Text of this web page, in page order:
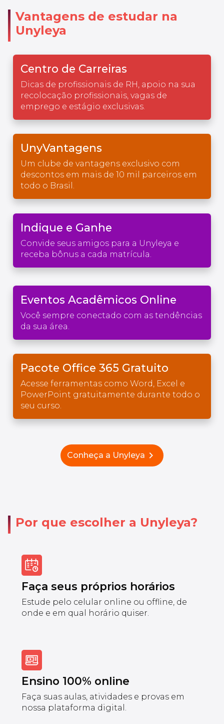
Vantagens de estudar na
Unyleya
Centro de Carreiras
Dicas de profissionais de RH, apoio na sua
recolocação profissionais, vagas de
emprego e estágio exclusivas.
UnyVantagens
Um clube de vantagens exclusivo com
descontos em mais de 10 mil parceiros em
todo o Brasil.
Indique e Ganhe
Convide seus amigos para a Unyleya e
receba bônus a cada matrícula.
Eventos Acadêmicos Online
Você sempre conectado com as tendências
da sua área.
Pacote Office 365 Gratuito
Acesse ferramentas como Word, Excel e
PowerPoint gratuitamente durante todo o
seu curso.
Conheça a Unyleya chevron_right
Por que escolher a Unyleya?
Faça seus próprios horários
Estude pelo celular online ou offline, de
onde e em qual horário quiser.
Ensino 100% online
Faça suas aulas, atividades e provas em
nossa plataforma digital.